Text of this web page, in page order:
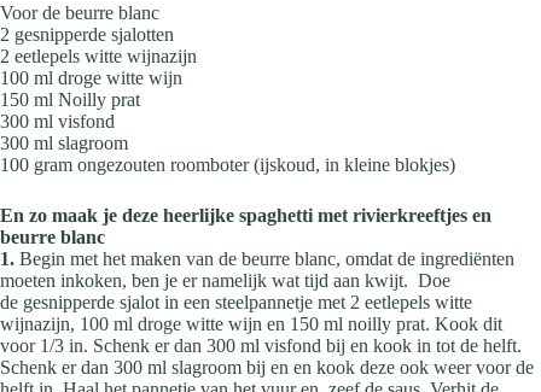
Voor de beurre blanc
2 gesnipperde sjalotten
2 eetlepels witte wijnazijn
100 ml droge witte wijn
150 ml Noilly prat
300 ml visfond
300 ml slagroom
100 gram ongezouten roomboter (ijskoud, in kleine blokjes)
En zo maak je deze heerlijke spaghetti met rivierkreeftjes en
beurre blanc
1. Begin met het maken van de beurre blanc, omdat de ingrediënten
moeten inkoken, ben je er namelijk wat tijd aan kwijt. Doe
de gesnipperde sjalot in een steelpannetje met 2 eetlepels witte
wijnazijn, 100 ml droge witte wijn en 150 ml noilly prat. Kook dit
voor 1/3 in. Schenk er dan 300 ml visfond bij en kook in tot de helft.
Schenk er dan 300 ml slagroom bij en en kook deze ook weer voor de